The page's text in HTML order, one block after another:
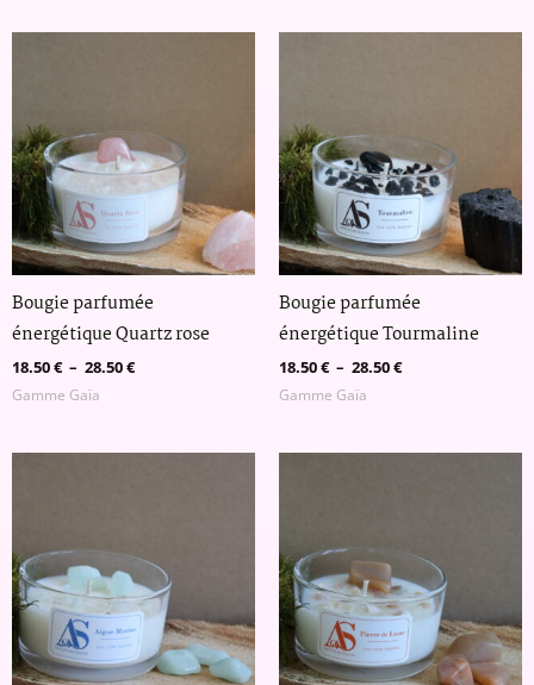
Bougie parfumée
énergétique Quartz rose
18.50€ – 28.50€
Gamme Gaïa
Bougie parfumée
énergétique Tourmaline
18.50€ – 28.50€
Gamme Gaïa
28.50 €
28.50 €